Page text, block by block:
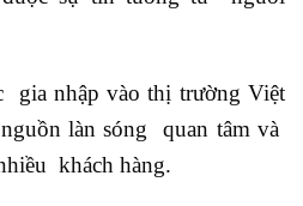
gia nhập vào thị trường Việt
làn sóng quan tâm và
khách hàng.